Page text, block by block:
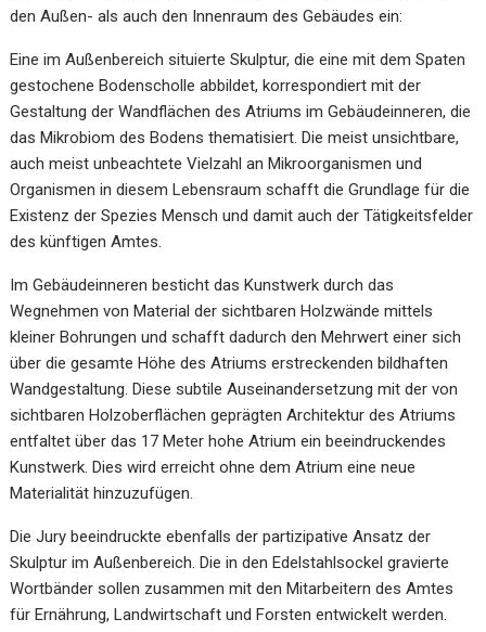
den Außen- als auch den Innenraum des Gebäudes ein:
Eine im Außenbereich situierte Skulptur, die eine mit dem Spaten
gestochene Bodenscholle abbildet, korrespondiert mit der
Gestaltung der Wandflächen des Atriums im Gebäudeinneren, die
das Mikrobiom des Bodens thematisiert. Die meist unsichtbare,
auch meist unbeachtete Vielzahl an Mikroorganismen und
Organismen in diesem Lebensraum schafft die Grundlage für die
Existenz der Spezies Mensch und damit auch der Tätigkeitsfelder
des künftigen Amtes.
Im Gebäudeinneren besticht das Kunstwerk durch das
Wegnehmen von Material der sichtbaren Holzwände mittels
kleiner Bohrungen und schafft dadurch den Mehrwert einer sich
über die gesamte Höhe des Atriums erstreckenden bildhaften
Wandgestaltung. Diese subtile Auseinandersetzung mit der von
sichtbaren Holzoberflächen geprägten Architektur des Atriums
entfaltet über das 17 Meter hohe Atrium ein beeindruckendes
Kunstwerk. Dies wird erreicht ohne dem Atrium eine neue
Materialität hinzuzufügen.
Die Jury beeindruckte ebenfalls der partizipative Ansatz der
Skulptur im Außenbereich. Die in den Edelstahlsockel gravierte
Wortbänder sollen zusammen mit den Mitarbeitern des Amtes
für Ernährung, Landwirtschaft und Forsten entwickelt werden.